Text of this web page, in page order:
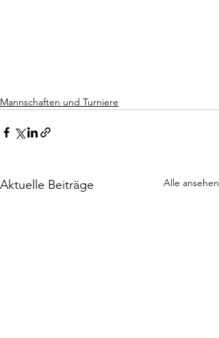
Mannschaften und Turniere
Aktuelle Beiträge Alle ansehen